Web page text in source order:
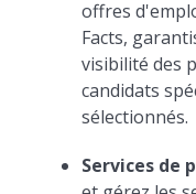
offres
Facts,
visibilité des
candidats
sélectionnés.
Services de